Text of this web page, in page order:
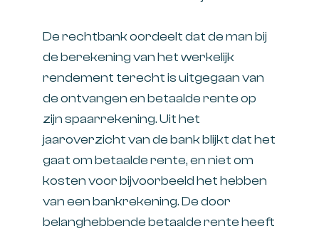
De rechtbank oordeelt dat de man bij
de berekening van het werkelijk
rendement terecht is uitgegaan van
de ontvangen en betaalde rente op
zijn spaarrekening. Uit het
jaaroverzicht van de bank blijkt dat het
gaat om betaalde rente, en niet om
kosten voor bijvoorbeeld het hebben
van een bankrekening. De door
belanghebbende betaalde rente heeft